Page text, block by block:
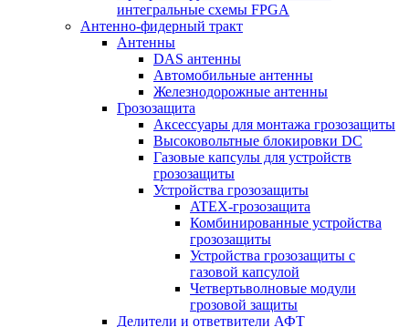
интегральные схемы FPGA
Антенно-фидерный тракт
Антенны
DAS антенны
Автомобильные антенны
Железнодорожные антенны
Грозозащита
Аксессуары для монтажа грозозащиты
Высоковольтные блокировки DC
Газовые капсулы для устройств
грозозащиты
Устройства грозозащиты
ATEX-грозозащита
Комбинированные устройства
грозозащиты
Устройства грозозащиты с
газовой капсулой
Четвертьволновые модули
грозовой защиты
Делители и ответвители АФТ